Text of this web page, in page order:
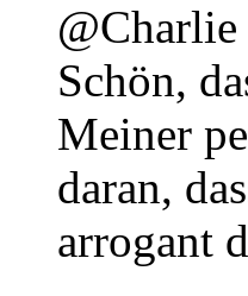
@Charlie
Schön,
Meiner
daran,
arrogant